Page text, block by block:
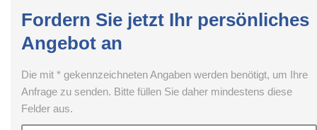
Fordern Sie jetzt Ihr persönliches
Angebot an
Die mit * gekennzeichneten Angaben werden benötigt, um Ihre
Anfrage zu senden. Bitte füllen Sie daher mindestens diese
Felder aus.